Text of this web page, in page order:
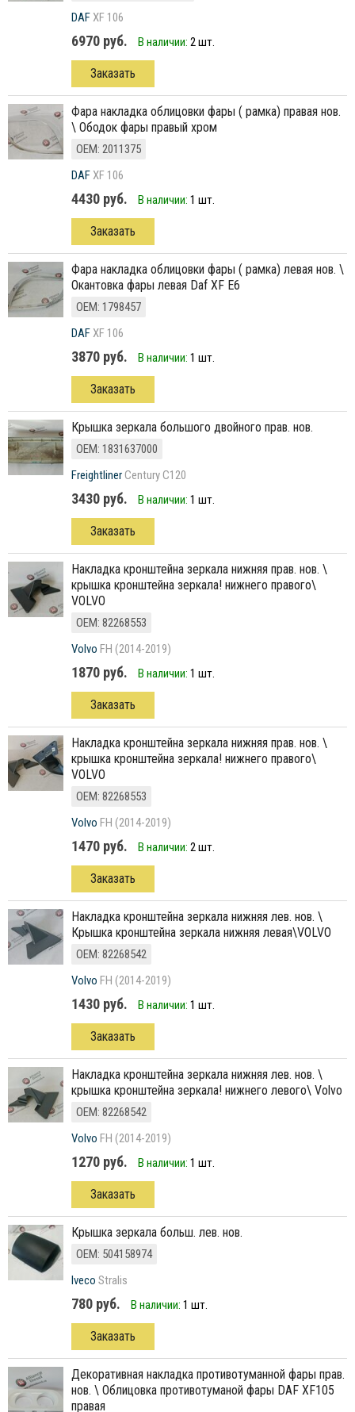
DAFXF 106
6970 руб. В наличии: 2 шт.
Заказать
фара накладка облицовки фары ( рамка) правая нов.
\ Ободок фары правый хром
ОЕМ: 2011375
DAFXF 106
4430 руб. В наличии: 1 шт.
Заказать
фара накладка облицовки фары ( рамка) левая нов. \
Окантовка фары левая Daf XF E6
ОЕМ: 1798457
DAFXF 106
3870 руб. В наличии: 1 шт.
Заказать
крышка зеркала большого двойного прав. нов.
ОЕМ: 1831637000
FreightlinerCentury C120
3430 руб. В наличии: 1 шт.
Заказать
накладка кронштейна зеркала нижняя прав. нов. \
крышка кронштейна зеркала! нижнего правого\
VOLVO
ОЕМ: 82268553
Volvo FH (2014-2019)
1870 руб. В наличии: 1 шт.
Заказать
накладка кронштейна зеркала нижняя прав. нов. \
крышка кронштейна зеркала! нижнего правого\
VOLVO
ОЕМ: 82268553
Volvo FH (2014-2019)
1470 руб. В наличии: 2 шт.
Заказать
накладка кронштейна зеркала нижняя лев. нов. \
Крышка кронштейна зеркала нижняя левая\VOLVO
ОЕМ: 82268542
Volvo FH (2014-2019)
1430 руб. В наличии: 1 шт.
Заказать
накладка кронштейна зеркала нижняя лев. нов. \
крышка кронштейна зеркала! нижнего левого\ Volvo
ОЕМ: 82268542
Volvo FH (2014-2019)
1270 руб. В наличии: 1 шт.
Заказать
крышка зеркала больш. лев. нов.
ОЕМ: 504158974
Iveco Stralis
780 руб. В наличии: 1 шт.
Заказать
декоративная накладка противотуманной фары прав.
нов. \ Облицовка противотуманой фары DAF XF105
правая